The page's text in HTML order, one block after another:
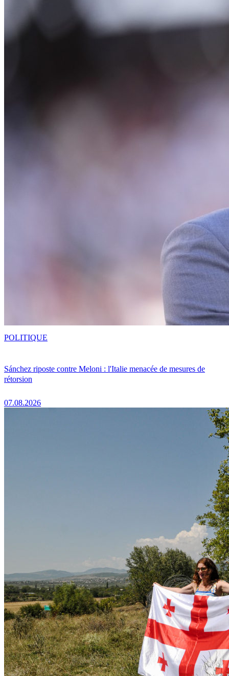
Sánchez riposte contre Meloni : l'Italie menacée de mesures de
rétorsion
07.08.2026
POLITIQUE